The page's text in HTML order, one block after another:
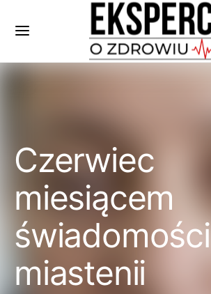
Czerwiec
miesiącem
świadomości
miastenii